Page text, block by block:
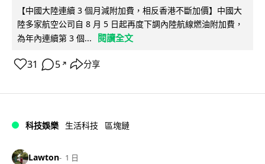
【中國大陸連續 3 個月減附加費，相反香港不斷加價】中國大
陸多家航空公司自 8 月 5 日起再度下調內陸航線燃油附加費，
為年內連續第 3 個...
閱讀全文
31 5 ↗ 分享
科技娛樂 生活科技 區塊鏈
Lawton 1 日